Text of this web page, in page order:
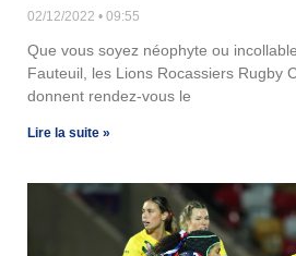
02/12/2022 09:55
Que vous soyez néophyte ou
Fauteuil, les Lions Rocassiers Rugby
donnent rendez-vous le
Lire la suite »